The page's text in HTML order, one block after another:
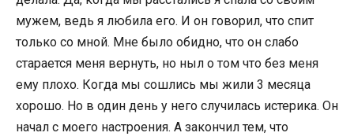
мужем, ведь я любила его. И он говорил, что спит
только со мной. Мне было обидно, что он слабо
старается меня вернуть, но ныл о том что без меня
ему плохо. Когда мы сошлись мы жили 3 месяца
хорошо. Но в один день у него случилась истерика. Он
начал с моего настроения. А закончил тем, что